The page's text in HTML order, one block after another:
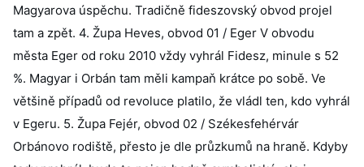
Magyarova úspěchu. Tradičně fideszovský obvod projel
tam a zpět. 4. Župa Heves, obvod 01 / Eger V obvodu
města Eger od roku 2010 vždy vyhrál Fidesz, minule s 52
%. Magyar i Orbán tam měli kampaň krátce po sobě. Ve
většině případů od revoluce platilo, že vládl ten, kdo vyhrál
v Egeru. 5. Župa Fejér, obvod 02 / Székesfehérvár
Orbánovo rodiště, přesto je dle průzkumů na hraně. Kdyby